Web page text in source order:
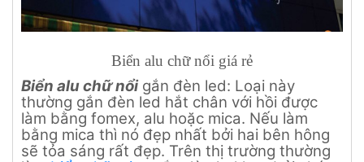
Biển alu chữ nổi giá rẻ
Biển alu chữ nổigắn đèn led: Loại này
thường gắn đèn led hắt chân với hồi được
làm bằng fomex, alu hoặc mica. Nếu làm
bằng mica thì nó đẹp nhất bởi hai bên hông
sẽ tỏa sáng rất đẹp. Trên thị trường thường